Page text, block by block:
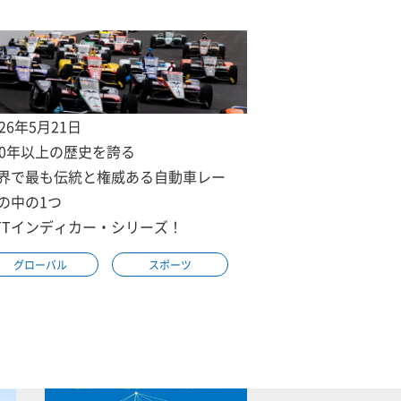
年5月21日
年以上の歴史を誇る
で最も伝統と権威ある自動車レー
中の1つ
インディカー・シリーズ！
グローバル スポーツ